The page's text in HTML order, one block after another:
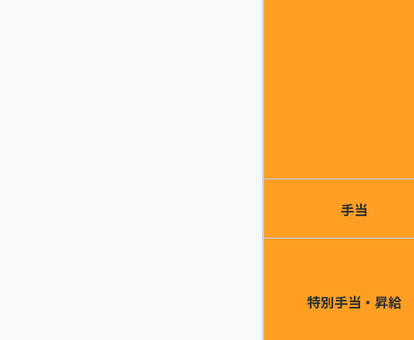
手当
特別手当・昇給